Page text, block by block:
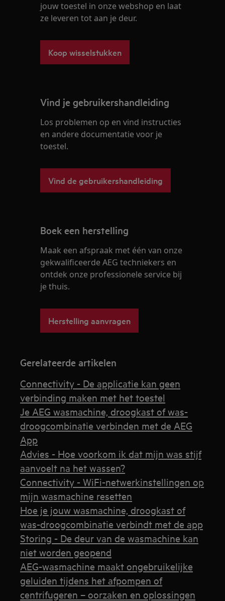
jouw toestel in onze webshop en laat
ze leveren tot aan je deur.
Koop wisselstukken
Vind je gebruikershandleiding
Los problemen op en vind instructies
en andere documentatie voor je
toestel.
Vind de gebruikershandleiding
Boek een herstelling
Maak een afspraak met één van onze
gekwalificeerde AEG techniekers en
ontdek onze professionele service bij
je thuis.
Herstelling aanvragen
Gerelateerde artikelen
Connectivity - De applicatie kan geen
verbinding maken met het toestel
Je AEG wasmachine, droogkast of was-
droogcombinatie verbinden met de AEG
App
Advies - Hoe voorkom ik dat mijn was stijf
aanvoelt na het wassen?
Connectivity - WiFi-netwerkinstellingen op
mijn wasmachine resetten
Hoe je jouw wasmachine, droogkast of
was-droogcombinatie verbindt met de app
Storing - De deur van de wasmachine kan
niet worden geopend
AEG-wasmachine maakt ongebruikelijke
geluiden tijdens het afpompen of
centrifugeren – oorzaken en oplossingen